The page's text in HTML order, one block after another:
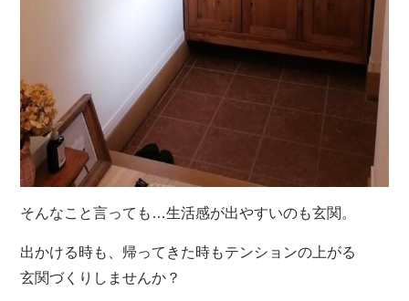
そんなこと言っても…生活感が出やすいのも玄関。
出かける時も、帰ってきた時もテンションの上がる
玄関づくりしませんか？